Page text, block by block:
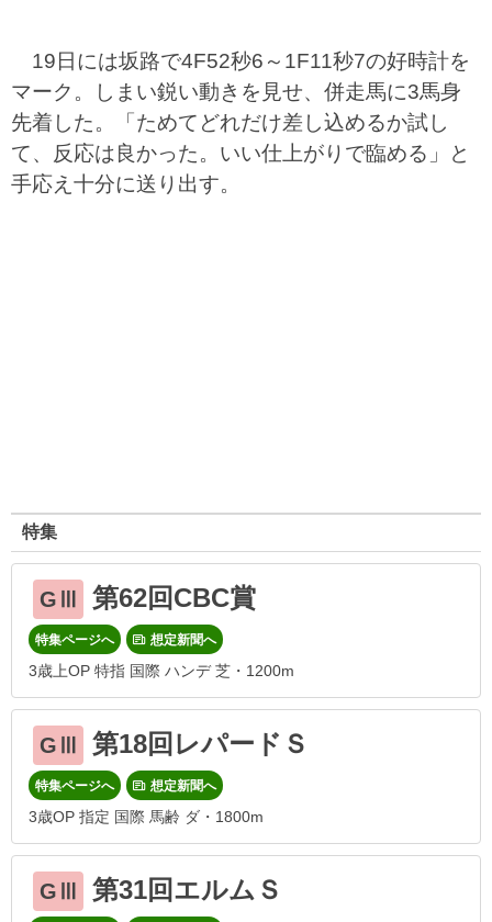
19日には坂路で4F52秒6～1F11秒7の好時計を
マーク。しまい鋭い動きを見せ、併走馬に3馬身
先着した。「ためてどれだけ差し込めるか試し
て、反応は良かった。いい仕上がりで臨める」と
手応え十分に送り出す。
特集
GⅢ 第62回CBC賞
特集ページへ 想定新聞へ
3歳上OP 特指 国際 ハンデ 芝・1200m
GⅢ 第18回レパードＳ
特集ページへ 想定新聞へ
3歳OP 指定 国際 馬齢 ダ・1800m
GⅢ 第31回エルムＳ